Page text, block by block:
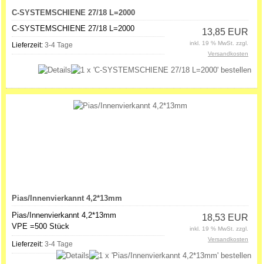
C-SYSTEMSCHIENE 27/18 L=2000
C-SYSTEMSCHIENE 27/18 L=2000
Lieferzeit: 3-4 Tage
13,85 EUR
inkl. 19 % MwSt. zzgl.
Versandkosten
Pias/Innenvierkannt 4,2*13mm
Pias/Innenvierkannt 4,2*13mm
VPE =500 Stück
Lieferzeit: 3-4 Tage
18,53 EUR
inkl. 19 % MwSt. zzgl.
Versandkosten